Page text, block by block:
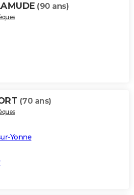
(90 ans)
(70 ans)
Yonne